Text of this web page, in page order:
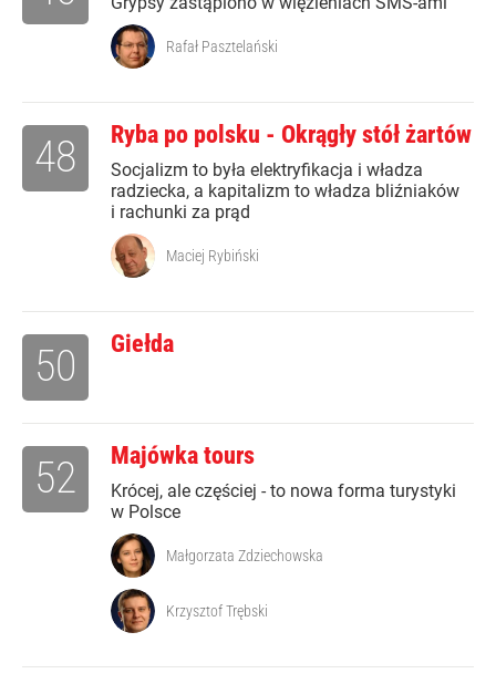
Rafał Pasztelański
Ryba po polsku - Okrągły stół żartów
Socjalizm to była elektryfikacja i władza
radziecka, a kapitalizm to władza bliźniaków
i rachunki za prąd
48
Maciej Rybiński
Giełda
50
Majówka tours
Krócej, ale częściej - to nowa forma turystyki
w Polsce
52
Małgorzata Zdziechowska
Krzysztof Trębski